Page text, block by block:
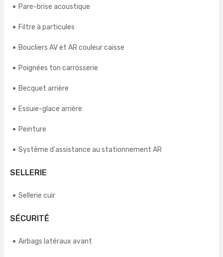
Pare-brise acoustique
Filtre à particules
Boucliers AV et AR couleur caisse
Poignées ton carrosserie
Becquet arrière
Essuie-glace arrière
Peinture
Système d'assistance au stationnement AR
SELLERIE
Sellerie cuir
SÉCURITÉ
Airbags latéraux avant